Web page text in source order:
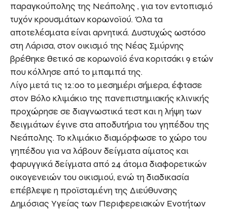
παραγκούπολης της Νεάπολης , για τον εντοπισμό
τυχόν κρουσμάτων κορωνοϊού. Όλα τα
αποτελέσματα είναι αρνητικά. Δυστυχώς ωστόσο
στη Λάρισα, στον οικισμό της Νέας Σμύρνης
βρέθηκε θετικό σε κορωνοϊό ένα κοριτσάκι 9 ετών
που κόλλησε από το μπαμπά της.
Λίγο μετά τις 12:00 το μεσημέρι σήμερα, έφτασε
στον Βόλο κλιμάκιο της πανεπιστημιακής κλινικής
προχώρησε σε διαγνωστικά τεστ και η λήψη των
δειγμάτων έγινε στα αποδυτήρια του γηπέδου της
Νεάπολης. Το κλιμάκιο διαμόρφωσε το χώρο του
γηπέδου για να λάβουν δείγματα αίματος και
φαρυγγικά δείγματα από 24 άτομα διαφορετικών
οικογενειών του οικισμού, ενώ τη διαδικασία
επέβλεψε η προϊσταμένη της Διεύθυνσης
Δημόσιας Υγείας των Περιφερειακών Ενοτήτων